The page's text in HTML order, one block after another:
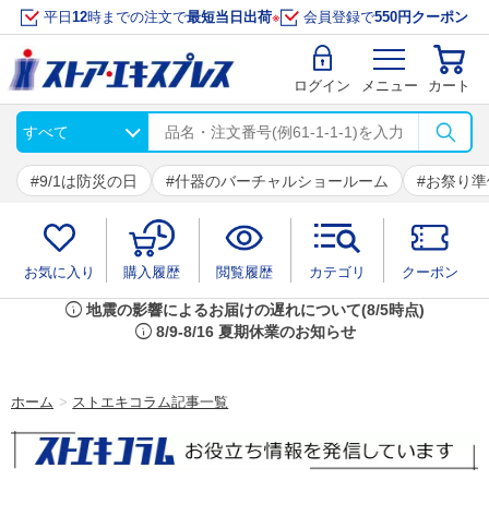
平日 12時までの注文で最短当日出荷※ 会員登録で550円クーポン
ログイン メニュー カート
9/1は防災の日 什器のバーチャルショールーム お祭り
お気に入り 購入履歴 閲覧履歴 カテゴリ クーポン
info 地震の影響によるお届けの遅れについて(8/5時点)
info 8/9-8/16 夏期休業のお知らせ
ホーム > ストエキコラム記事一覧